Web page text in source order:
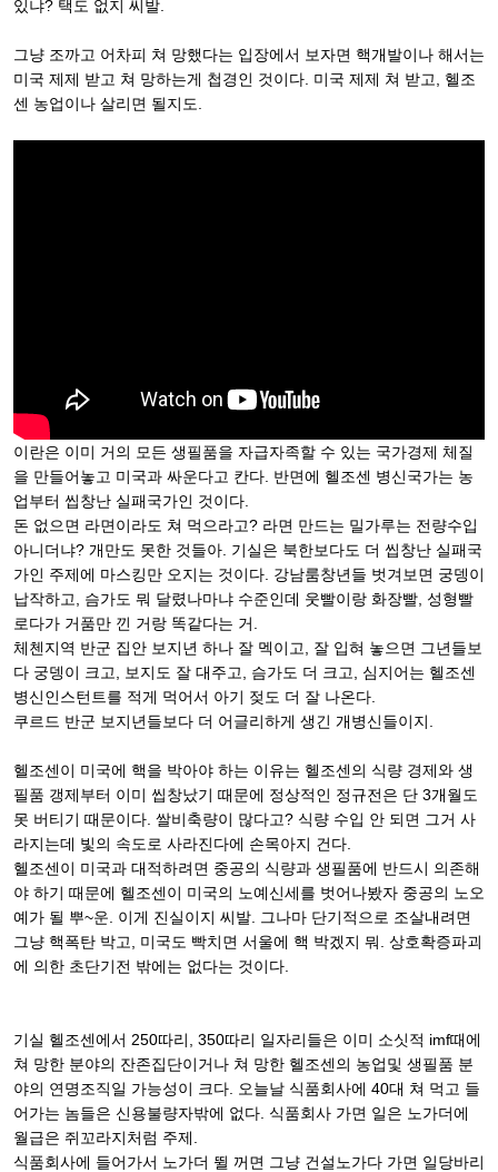
있냐? 택도 없지 씨발.
그냥 조까고 어차피 쳐 망했다는 입장에서 보자면 핵개발이나 해서는
미국 제제 받고 쳐 망하는게 첩경인 것이다. 미국 제제 쳐 받고, 헬조
센 농업이나 살리면 될지도.
이란은 이미 거의 모든 생필품을 자급자족할 수 있는 국가경제 체질
을 만들어놓고 미국과 싸운다고 칸다. 반면에 헬조센 병신국가는 농
업부터 씹창난 실패국가인 것이다.
돈 없으면 라면이라도 쳐 먹으라고? 라면 만드는 밀가루는 전량수입
아니더냐? 개만도 못한 것들아. 기실은 북한보다도 더 씹창난 실패국
가인 주제에 마스킹만 오지는 것이다. 강남룸창년들 벗겨보면 궁뎅이
납작하고, 슴가도 뭐 달렸나마냐 수준인데 웃빨이랑 화장빨, 성형빨
로다가 거품만 낀 거랑 똑같다는 거.
체첸지역 반군 집안 보지년 하나 잘 멕이고, 잘 입혀 놓으면 그년들보
다 궁뎅이 크고, 보지도 잘 대주고, 슴가도 더 크고, 심지어는 헬조센
병신인스턴트를 적게 먹어서 아기 젖도 더 잘 나온다.
쿠르드 반군 보지년들보다 더 어글리하게 생긴 개병신들이지.
헬조센이 미국에 핵을 박아야 하는 이유는 헬조센의 식량 경제와 생
필품 갱제부터 이미 씹창났기 때문에 정상적인 정규전은 단 3개월도
못 버티기 때문이다. 쌀비축량이 많다고? 식량 수입 안 되면 그거 사
라지는데 빛의 속도로 사라진다에 손목아지 건다.
헬조센이 미국과 대적하려면 중공의 식량과 생필품에 반드시 의존해
야 하기 때문에 헬조센이 미국의 노예신세를 벗어나봤자 중공의 노오
예가 될 뿌~운. 이게 진실이지 씨발. 그나마 단기적으로 조살내려면
그냥 핵폭탄 박고, 미국도 빡치면 서울에 핵 박겠지 뭐. 상호확증파괴
에 의한 초단기전 밖에는 없다는 것이다.
기실 헬조센에서 250따리, 350따리 일자리들은 이미 소싯적 imf때에
쳐 망한 분야의 잔존집단이거나 쳐 망한 헬조센의 농업및 생필품 분
야의 연명조직일 가능성이 크다. 오늘날 식품회사에 40대 쳐 먹고 들
어가는 놈들은 신용불량자밖에 없다. 식품회사 가면 일은 노가더에
월급은 쥐꼬라지처럼 주제.
식품회사에 들어가서 노가더 뛸 꺼면 그냥 건설노가다 가면 일당바리